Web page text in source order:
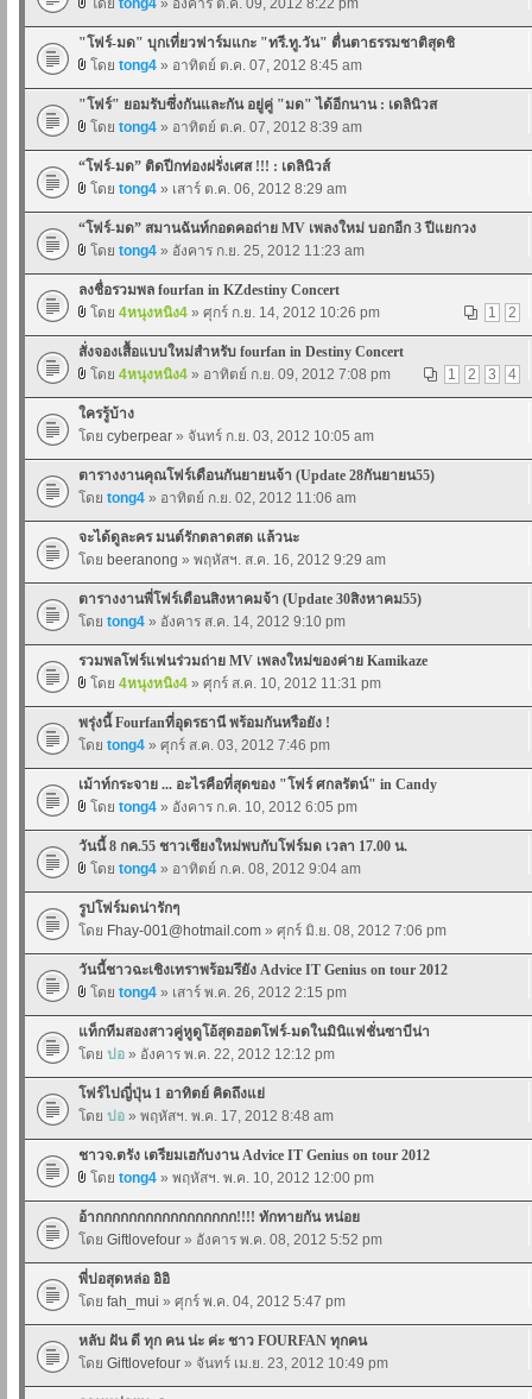
โดย tong4 » อังคาร ต.ค. 09, 2012 8:22 pm
"โฟร์-มด" บุกเที่ยวฟาร์มแกะ "ทรี.ทู.วัน" ตื่นตาธรรมชาติสุดชิ
โดย tong4 » อาทิตย์ ต.ค. 07, 2012 8:45 am
"โฟร์" ยอมรับซึ่งกันและกัน อยู่คู่ "มด" ได้อีกนาน : เดลินิวส
โดย tong4 » อาทิตย์ ต.ค. 07, 2012 8:39 am
“โฟร์-มด” ติดปีกท่องฝรั่งเศส !!! : เดลินิวส์
โดย tong4 » เสาร์ ต.ค. 06, 2012 8:29 am
“โฟร์-มด” สมานฉันท์กอดคอถ่าย MV เพลงใหม่ บอกอีก 3 ปีแยกวง
โดย tong4 » อังคาร ก.ย. 25, 2012 11:23 am
ลงชื่อรวมพล fourfan in KZdestiny Concert
1
2
โดย 4หนุงหนิง4 » ศุกร์ ก.ย. 14, 2012 10:26 pm
สั่งจองเสื้อแบบใหม่สำหรับ fourfan in Destiny Concert
1
2 3 4
โดย 4หนุงหนิง4 » อาทิตย์ ก.ย. 09, 2012 7:08 pm
ใครรู้บ้าง
โดย cyberpear » จันทร์ ก.ย. 03, 2012 10:05 am
ตารางงานคุณโฟร์เดือนกันยายนจ้า (Update 28กันยายน55)
โดย tong4 » อาทิตย์ ก.ย. 02, 2012 11:06 am
จะได้ดูละคร มนต์รักตลาดสด แล้วนะ
โดย beeranong » พฤหัสฯ. ส.ค. 16, 2012 9:29 am
ตารางงานพี่โฟร์เดือนสิงหาคมจ้า (Update 30สิงหาคม55)
โดย tong4 » อังคาร ส.ค. 14, 2012 9:10 pm
รวมพลโฟร์แฟนร่วมถ่าย MV เพลงใหม่ของค่าย Kamikaze
โดย 4หนุงหนิง4 » ศุกร์ ส.ค. 10, 2012 11:31 pm
พรุ่งนี้ Fourfanที่อุดรธานี พร้อมกันหรือยัง !
โดย tong4 » ศุกร์ ส.ค. 03, 2012 7:46 pm
เม้าท์กระจาย ... อะไรคือที่สุดของ "โฟร์ ศกลรัตน์" in Candy
โดย tong4 » อังคาร ก.ค. 10, 2012 6:05 pm
วันนี้ 8 กค.55 ชาวเชียงใหม่พบกับโฟร์มด เวลา 17.00 น.
โดย tong4 » อาทิตย์ ก.ค. 08, 2012 9:04 am
รูปโฟร์มดน่ารักๆ
โดย Fhay-001@hotmail.com » ศุกร์ มิ.ย. 08, 2012 7:06 pm
วันนี้ชาวฉะเชิงเทราพร้อมรึยัง Advice IT Genius on tour 2012
โดย tong4 » เสาร์ พ.ค. 26, 2012 2:15 pm
แท็กทีมสองสาวคู่หูดูโอ้สุดฮอตโฟร์-มดในมินิแฟชั่นซาบีน่า
โดย ปอ » อังคาร พ.ค. 22, 2012 12:12 pm
โฟร์ไปญี่ปุ่น 1 อาทิตย์ คิดถึงแย่
โดย ปอ » พฤหัสฯ. พ.ค. 17, 2012 8:48 am
ชาวจ.ตรัง เตรียมเฮกับงาน Advice IT Genius on tour 2012
โดย tong4 » พฤหัสฯ. พ.ค. 10, 2012 12:00 pm
อ้ากกกกกกกกกกกกกกกกก!!!! ทักทายกัน หน่อย
โดย Giftlovefour » อังคาร พ.ค. 08, 2012 5:52 pm
พี่ปอสุดหล่อ อิอิ
โดย fah_mui » ศุกร์ พ.ค. 04, 2012 5:47 pm
หลับ ฝัน ดี ทุก คน น่ะ ค่ะ ชาว FOURFAN ทุกคน
โดย Giftlovefour » จันทร์ เม.ย. 23, 2012 10:49 pm